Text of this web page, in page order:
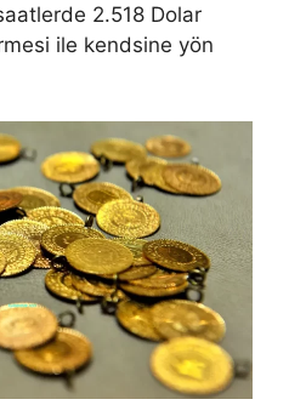
2.518 Dolar
ile kendsine yön